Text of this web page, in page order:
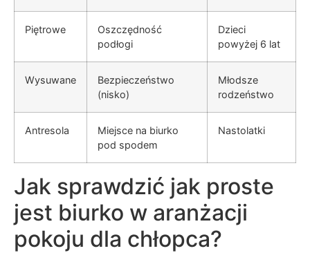
Piętrowe
Oszczędność
podłogi
Dzieci
powyżej 6 lat
Wysuwane
Bezpieczeństwo
(nisko)
Młodsze
rodzeństwo
Antresola
Miejsce na biurko
pod spodem
Nastolatki
Jak sprawdzić jak proste
jest biurko w aranżacji
pokoju dla chłopca?